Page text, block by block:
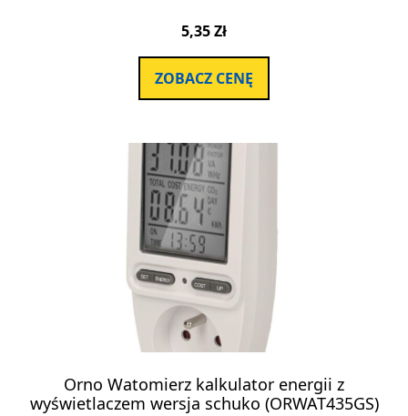
5,35Zł
ZOBACZ CENĘ
Orno Watomierz kalkulator energii z
wyświetlaczem wersja schuko (ORWAT435GS)